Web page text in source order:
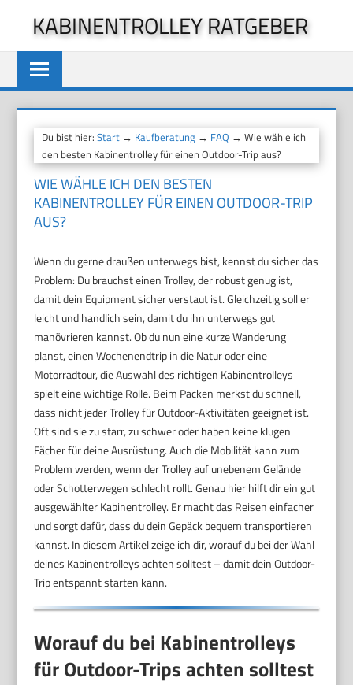
springen
KABINENTROLLEY RATGEBER
Du bist hier:Start → Kaufberatung → FAQ → Wie wähle ich
den besten Kabinentrolley für einen Outdoor-Trip aus?
WIE WÄHLE ICH DEN BESTEN
KABINENTROLLEY FÜR EINEN OUTDOOR-TRIP
AUS?
Wenn du gerne draußen unterwegs bist, kennst du sicher das
Problem: Du brauchst einen Trolley, der robust genug ist,
damit dein Equipment sicher verstaut ist. Gleichzeitig soll er
leicht und handlich sein, damit du ihn unterwegs gut
manövrieren kannst. Ob du nun eine kurze Wanderung
planst, einen Wochenendtrip in die Natur oder eine
Motorradtour, die Auswahl des richtigen Kabinentrolleys
spielt eine wichtige Rolle. Beim Packen merkst du schnell,
dass nicht jeder Trolley für Outdoor-Aktivitäten geeignet ist.
Oft sind sie zu starr, zu schwer oder haben keine klugen
Fächer für deine Ausrüstung. Auch die Mobilität kann zum
Problem werden, wenn der Trolley auf unebenem Gelände
oder Schotterwegen schlecht rollt. Genau hier hilft dir ein gut
ausgewählter Kabinentrolley. Er macht das Reisen einfacher
und sorgt dafür, dass du dein Gepäck bequem transportieren
kannst. In diesem Artikel zeige ich dir, worauf du bei der Wahl
deines Kabinentrolleys achten solltest – damit dein Outdoor-
Trip entspannt starten kann.
Worauf du bei Kabinentrolleys
für Outdoor-Trips achten solltest